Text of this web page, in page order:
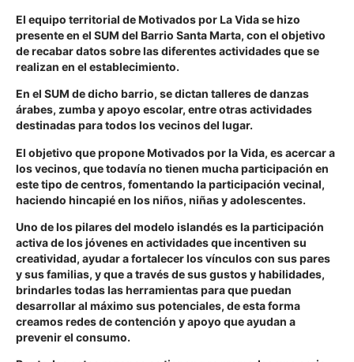
El equipo territorial de Motivados por La Vida se hizo
presente en el SUM del Barrio Santa Marta, con el objetivo
de recabar datos sobre las diferentes actividades que se
realizan en el establecimiento.
En el SUM de dicho barrio, se dictan talleres de danzas
árabes, zumba y apoyo escolar, entre otras actividades
destinadas para todos los vecinos del lugar.
El objetivo que propone Motivados por la Vida, es acercar a
los vecinos, que todavía no tienen mucha participación en
este tipo de centros, fomentando la participación vecinal,
haciendo hincapié en los niños, niñas y adolescentes.
Uno de los pilares del modelo islandés es la participación
activa de los jóvenes en actividades que incentiven su
creatividad, ayudar a fortalecer los vínculos con sus pares
y sus familias, y que a través de sus gustos y habilidades,
brindarles todas las herramientas para que puedan
desarrollar al máximo sus potenciales, de esta forma
creamos redes de contención y apoyo que ayudan a
prevenir el consumo.